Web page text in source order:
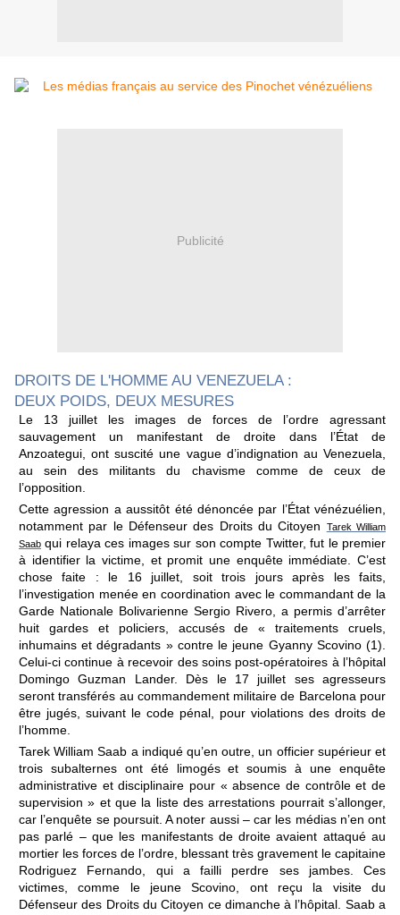
Publicité
DROITS DE L'HOMME AU VENEZUELA :
DEUX POIDS, DEUX MESURES
Le 13 juillet les images de forces de l’ordre agressant
sauvagement un manifestant de droite dans l’État de
Anzoategui, ont suscité une vague d’indignation au Venezuela,
au sein des militants du chavisme comme de ceux de
l’opposition.
Cette agression a aussitôt été dénoncée par l’État vénézuélien,
notamment par le Défenseur des Droits du Citoyen
Tarek William
Saab qui relaya ces images sur son compte Twitter, fut le premier
à identifier la victime, et promit une enquête immédiate. C’est
chose faite : le 16 juillet, soit trois jours après les faits,
l’investigation menée en coordination avec le commandant de la
Garde Nationale Bolivarienne Sergio Rivero, a permis d’arrêter
huit gardes et policiers, accusés de « traitements cruels,
inhumains et dégradants » contre le jeune Gyanny Scovino (1).
Celui-ci continue à recevoir des soins post-opératoires à l’hôpital
Domingo Guzman Lander. Dès le 17 juillet ses agresseurs
seront transférés au commandement militaire de Barcelona pour
être jugés, suivant le code pénal, pour violations des droits de
l’homme.
Tarek William Saab a indiqué qu’en outre, un officier supérieur et
trois subalternes ont été limogés et soumis à une enquête
administrative et disciplinaire pour « absence de contrôle et de
supervision » et que la liste des arrestations pourrait s’allonger,
car l’enquête se poursuit. A noter aussi – car les médias n’en ont
pas parlé – que les manifestants de droite avaient attaqué au
mortier les forces de l’ordre, blessant très gravement le capitaine
Rodriguez Fernando, qui a failli perdre ses jambes. Ces
victimes, comme le jeune Scovino, ont reçu la visite du
Défenseur des Droits du Citoyen ce dimanche à l’hôpital. Saab a